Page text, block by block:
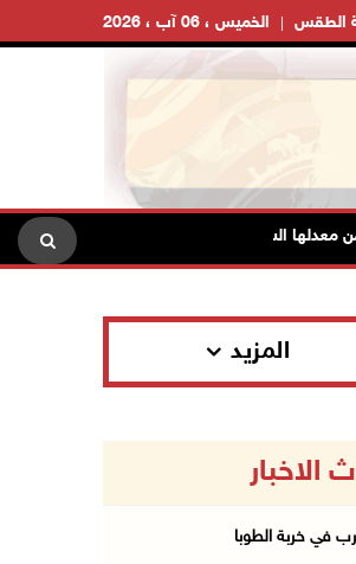
الخميس ، 06 آب ، 2026 الطقس
السنوي العام الاحتلال يقتحم
المزيد
الاخبار
في خربة الطوبا